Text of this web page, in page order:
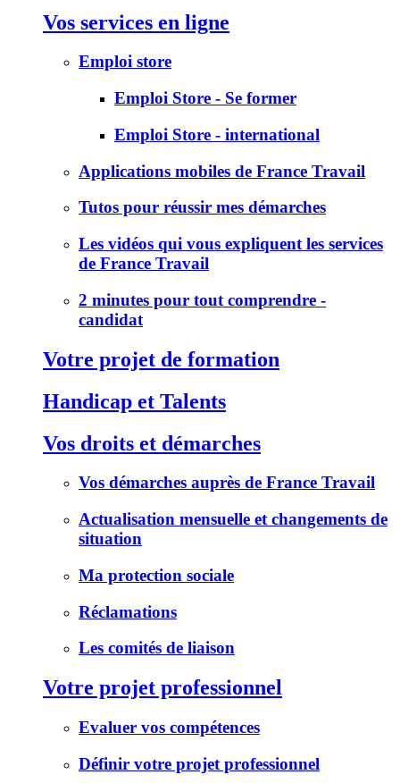
Vos services en ligne
Emploi store
Emploi Store - Se former
Emploi Store - international
Applications mobiles de France Travail
Tutos pour réussir mes démarches
Les vidéos qui vous expliquent les services
de France Travail
2 minutes pour tout comprendre -
candidat
Votre projet de formation
Handicap et Talents
Vos droits et démarches
Vos démarches auprès de France Travail
Actualisation mensuelle et changements de
situation
Ma protection sociale
Réclamations
Les comités de liaison
Votre projet professionnel
Evaluer vos compétences
Définir votre projet professionnel